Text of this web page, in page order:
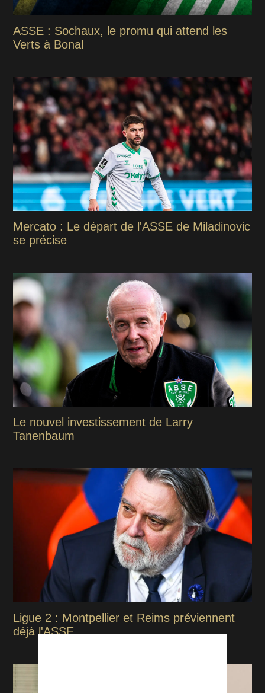
ASSE : Sochaux, le promu qui attend les
Verts à Bonal
Mercato : Le départ de l'ASSE de Miladinovic
se précise
Le nouvel investissement de Larry
Tanenbaum
Ligue 2 : Montpellier et Reims préviennent
déjà l'ASSE